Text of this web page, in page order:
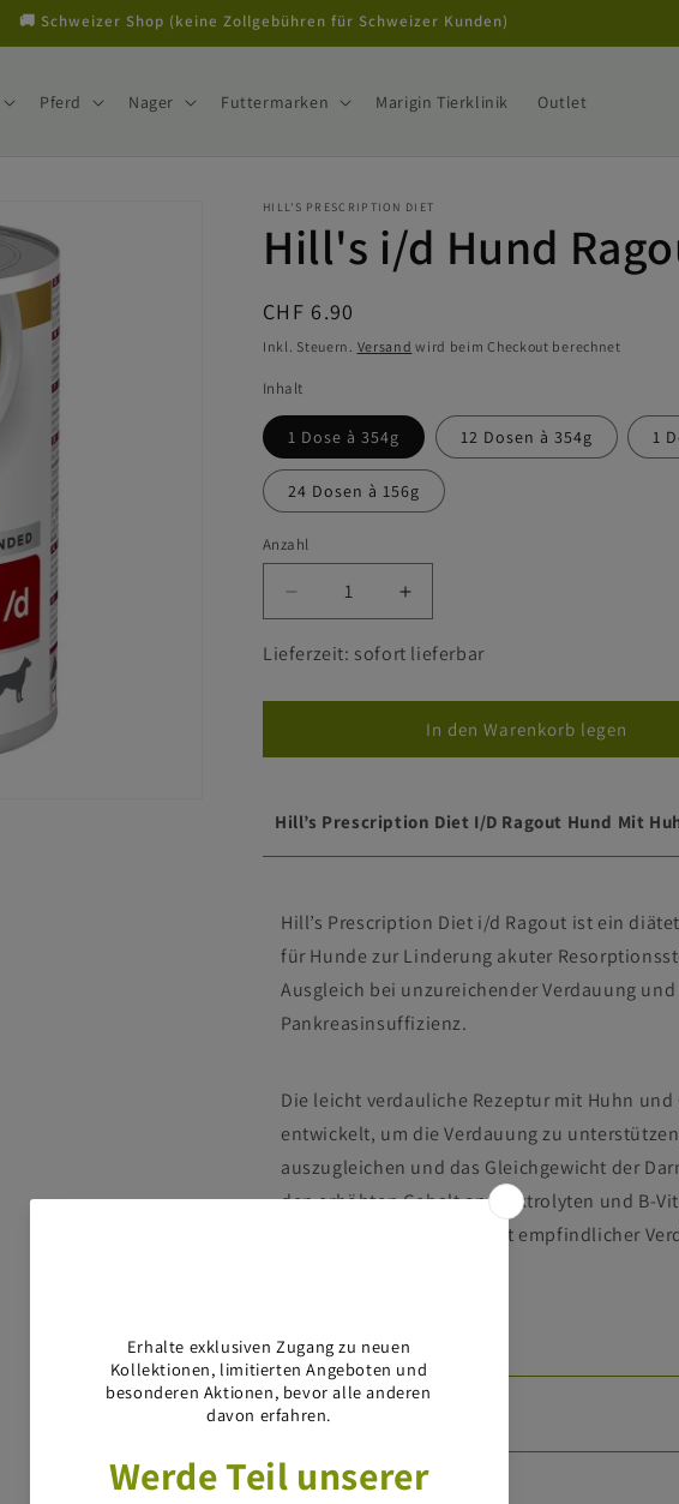
🚚 Schweizer Shop (keine Zollgebühren für Schweizer Kunden)
Pferd Nager Futtermarken Marigin Tierklinik Outlet
HILL'S PRESCRIPTION DIET
Hill's i/d Hund
Normaler
Preis
CHF 6.90
Inkl. Steuern. Versand wird beim Checkout berechnet
Inhalt
1 Dose à 354g 12 Dosen à 354g 1
24 Dosen à 156g
Anzahl
Verringere
die
Menge
Hill&#39;s
Hund
Hund
Erhöhe
die
Menge
Hill&#39;s
Hund
Hund
Lieferzeit: sofort lieferbar
In den Warenkorb legen
Hill’s Prescription Diet I/d Ragout Hund Mit
Hill’s Prescription Diet i/d Ragout ist ein
für Hunde zur Linderung akuter
Ausgleich bei unzureichender Verdauung
Pankreasinsuffizienz.
Die leicht verdauliche Rezeptur mit Huhn und
entwickelt, um die Verdauung zu
auszugleichen und das Gleichgewicht der
den erhöhten Gehalt an Elektrolyten und B-
Ragout ideal für Hunde mit empfindlicher
Wie Es Wirkt
Wie Es Hilft
Zusammensetzung